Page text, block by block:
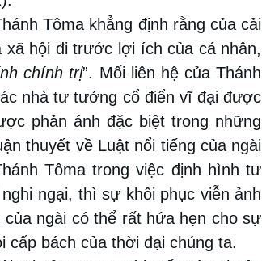
Tôma khẳng định rằng của cải
xã hội đi trước lợi ích của cá nhân,
chính trị”. Mối liên hệ của Thánh
nhà tư tưởng cổ điển vĩ đại được
phản ánh đặc biệt trong những
thuyết về Luật nổi tiếng củangài
Tôma trong việc định hình tư
ngại, thì sự khôi phục viễn ảnh
của ngài có thể rất hứa hẹn cho sự
cấp bách của thời đại chúng ta.